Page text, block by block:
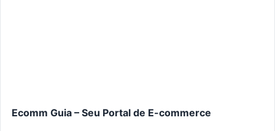
Ecomm Guia – Seu Portal de E-commerce